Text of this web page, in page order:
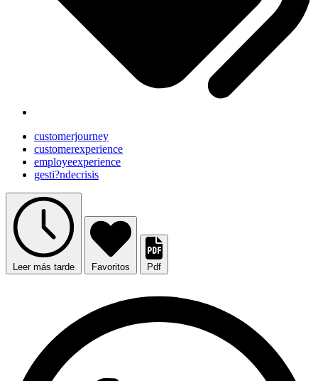
customerjourney
customerexperience
employeexperience
gesti?ndecrisis
Leer más tarde Favoritos Pdf